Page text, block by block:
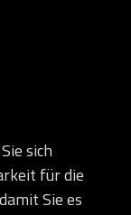
sich
für die
Sie es